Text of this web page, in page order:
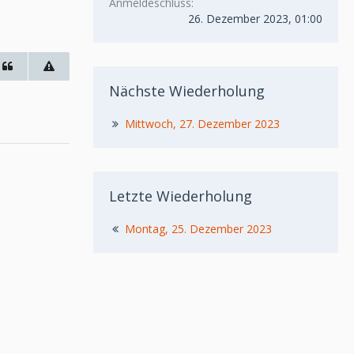
26. Dezember 2023, 01:00
Nächste Wiederholung
Mittwoch, 27. Dezember 2023
Letzte Wiederholung
Montag, 25. Dezember 2023